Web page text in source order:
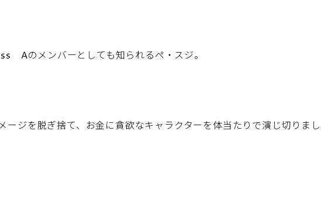
Aのメンバーとしても知られるペ・スジ。
ージを脱ぎ捨て、お金に貪欲なキャラクターを体当たりで演じ切りまし